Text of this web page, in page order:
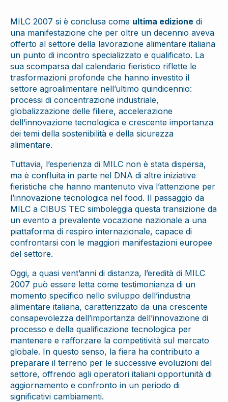
MILC 2007 si è conclusa come ultima edizione di
una manifestazione che per oltre un decennio aveva
offerto al settore della lavorazione alimentare italiana
un punto di incontro specializzato e qualificato. La
sua scomparsa dal calendario fieristico riflette le
trasformazioni profonde che hanno investito il
settore agroalimentare nell’ultimo quindicennio:
processi di concentrazione industriale,
globalizzazione delle filiere, accelerazione
dell’innovazione tecnologica e crescente importanza
dei temi della sostenibilità e della sicurezza
alimentare.
Tuttavia, l’esperienza di MILC non è stata dispersa,
ma è confluita in parte nel DNA di altre iniziative
fieristiche che hanno mantenuto viva l’attenzione per
l’innovazione tecnologica nel food. Il passaggio da
MILC a CIBUS TEC simboleggia questa transizione da
un evento a prevalente vocazione nazionale a una
piattaforma di respiro internazionale, capace di
confrontarsi con le maggiori manifestazioni europee
del settore.
Oggi, a quasi vent’anni di distanza, l’eredità di MILC
2007 può essere letta come testimonianza di un
momento specifico nello sviluppo dell’industria
alimentare italiana, caratterizzato da una crescente
consapevolezza dell’importanza dell’innovazione di
processo e della qualificazione tecnologica per
mantenere e rafforzare la competitività sul mercato
globale. In questo senso, la fiera ha contribuito a
preparare il terreno per le successive evoluzioni del
settore, offrendo agli operatori italiani opportunità di
aggiornamento e confronto in un periodo di
significativi cambiamenti.